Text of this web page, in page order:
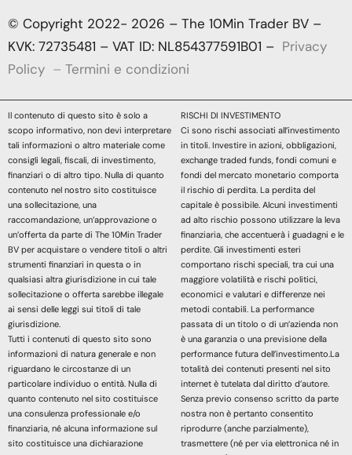
© Copyright 2022- 2026 – The 10Min Trader BV –
KVK: 72735481 – VAT ID: NL854377591B01 – Privacy
Policy – Termini e condizioni
Il contenuto di questo sito è solo a
scopo informativo, non devi interpretare
tali informazioni o altro materiale come
consigli legali, fiscali, di investimento,
finanziari o di altro tipo. Nulla di quanto
contenuto nel nostro sito costituisce
una sollecitazione, una
raccomandazione, un’approvazione o
un’offerta da parte di The 10Min Trader
BV per acquistare o vendere titoli o altri
strumenti finanziari in questa o in
qualsiasi altra giurisdizione in cui tale
sollecitazione o offerta sarebbe illegale
ai sensi delle leggi sui titoli di tale
giurisdizione.
Tutti i contenuti di questo sito sono
informazioni di natura generale e non
riguardano le circostanze di un
particolare individuo o entità. Nulla di
quanto contenuto nel sito costituisce
una consulenza professionale e/o
finanziaria, né alcuna informazione sul
sito costituisce una dichiarazione
RISCHI DI INVESTIMENTO
Ci sono rischi associati all’investimento
in titoli. Investire in azioni, obbligazioni,
exchange traded funds, fondi comuni e
fondi del mercato monetario comporta
il rischio di perdita. La perdita del
capitale è possibile. Alcuni investimenti
ad alto rischio possono utilizzare la leva
finanziaria, che accentuerà i guadagni e le
perdite. Gli investimenti esteri
comportano rischi speciali, tra cui una
maggiore volatilità e rischi politici,
economici e valutari e differenze nei
metodi contabili. La performance
passata di un titolo o di un’azienda non
è una garanzia o una previsione della
performance futura dell’investimento.La
totalità dei contenuti presenti nel sito
internet è tutelata dal diritto d’autore.
Senza previo consenso scritto da parte
nostra non è pertanto consentito
riprodurre (anche parzialmente),
trasmettere (né per via elettronica né in